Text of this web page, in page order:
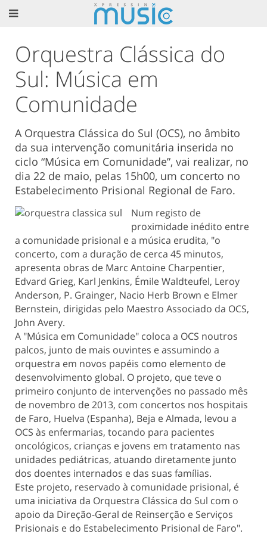
Orquestra Clássica do
Sul: Música em
Comunidade
A Orquestra Clássica do Sul (OCS), no âmbito
da sua intervenção comunitária inserida no
ciclo “Música em Comunidade”, vai realizar, no
dia 22 de maio, pelas 15h00, um concerto no
Estabelecimento Prisional Regional de Faro.
Num registo de
proximidade inédito entre
a comunidade prisional e a música erudita, "o
concerto, com a duração de cerca 45 minutos,
apresenta obras de Marc Antoine Charpentier,
Edvard Grieg, Karl Jenkins, Émile Waldteufel, Leroy
Anderson, P. Grainger, Nacio Herb Brown e Elmer
Bernstein, dirigidas pelo Maestro Associado da OCS,
John Avery.
A "Música em Comunidade" coloca a OCS noutros
palcos, junto de mais ouvintes e assumindo a
orquestra em novos papéis como elemento de
desenvolvimento global. O projeto, que teve o
primeiro conjunto de intervenções no passado mês
de novembro de 2013, com concertos nos hospitais
de Faro, Huelva (Espanha), Beja e Almada, levou a
OCS às enfermarias, tocando para pacientes
oncológicos, crianças e jovens em tratamento nas
unidades pediátricas, atuando diretamente junto
dos doentes internados e das suas famílias.
Este projeto, reservado à comunidade prisional, é
uma iniciativa da Orquestra Clássica do Sul com o
apoio da Direção-Geral de Reinserção e Serviços
Prisionais e do Estabelecimento Prisional de Faro".